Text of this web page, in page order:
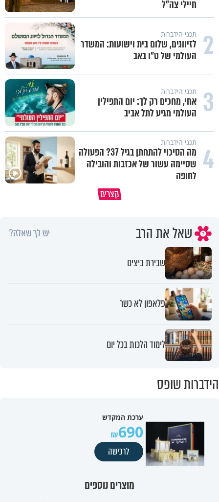
חיילי צה"ל
2 תכני הידברות
לזיווגים, שלום בית וישועות: המשדר
העולמי של ט"ו באב
3 תכני הידברות
אחי, מחכים רק לך: יום התפילין
העולמי מגיע לתל אביב
4 תכני הידברות
מה הסיכוי להתחתן בגיל 37? הפעולה
שסיימה עשור של אכזבות והובילה
לחופה
קצרים
איך יתכן שעם ישראל הצליח לשרוד
״ זו הייתה ההחלטה הכי קשה
שלקחתי בחיים": לורה כהן
שאל את הרב יש לך שאלה?
שבירת ביצים
פלאפון לא כשר
לימוד הלכות בכל יום
הידברות שופס
ערכת המקדש
690
לרכישה
מוצרים נוספים